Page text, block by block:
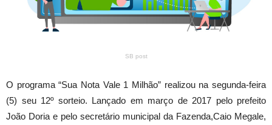
SB post
O programa “Sua Nota Vale 1 Milhão” realizou na segunda-feira
(5) seu 12º sorteio. Lançado em março de 2017 pelo prefeito
João Doria e pelo secretário municipal da Fazenda,Caio Megale,